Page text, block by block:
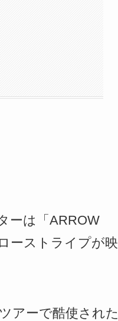
ーは「ARROW
ーストライプが映
アーで酷使された